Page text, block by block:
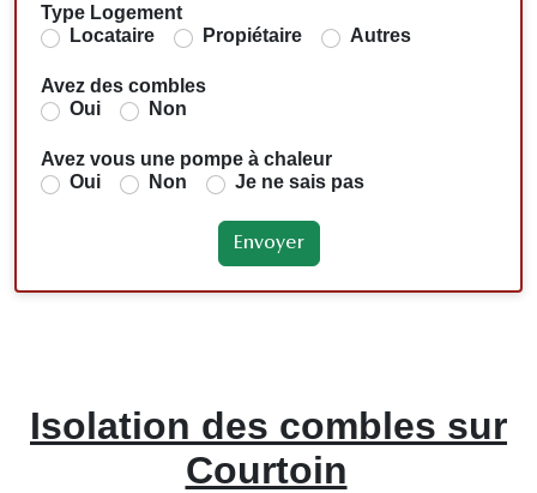
Type Logement
Locataire
Propiétaire Autres
Avez des combles
Oui
Non
Avez vous une pompe à chaleur
Oui
Non Je ne sais pas
Isolation des combles sur
Courtoin